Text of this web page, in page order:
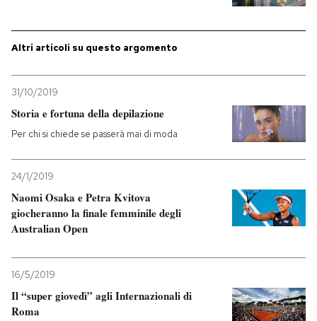
NEWSLETTER
I MIEI PREFERITI
SHOP
CALENDARIO
AREA PERSONALE
Entra
Altri articoli su questo argomento
31/10/2019
Storia e fortuna della depilazione
Per chi si chiede se passerà mai di moda
24/1/2019
Naomi Osaka e Petra Kvitova
giocheranno la finale femminile degli
Australian Open
16/5/2019
Il “super giovedì” agli Internazionali di
Roma